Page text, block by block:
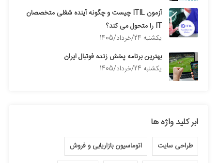
آزمون ITIL چیست و چگونه آینده شغلی متخصصان
IT را متحول می کند؟
يكشنبه 24/خرداد/1405
بهترین برنامه پخش زنده فوتبال ایران
يكشنبه 24/خرداد/1405
ابر کلید واژه ها
طراحی سایت اتوماسیون بازاریابی و فروش